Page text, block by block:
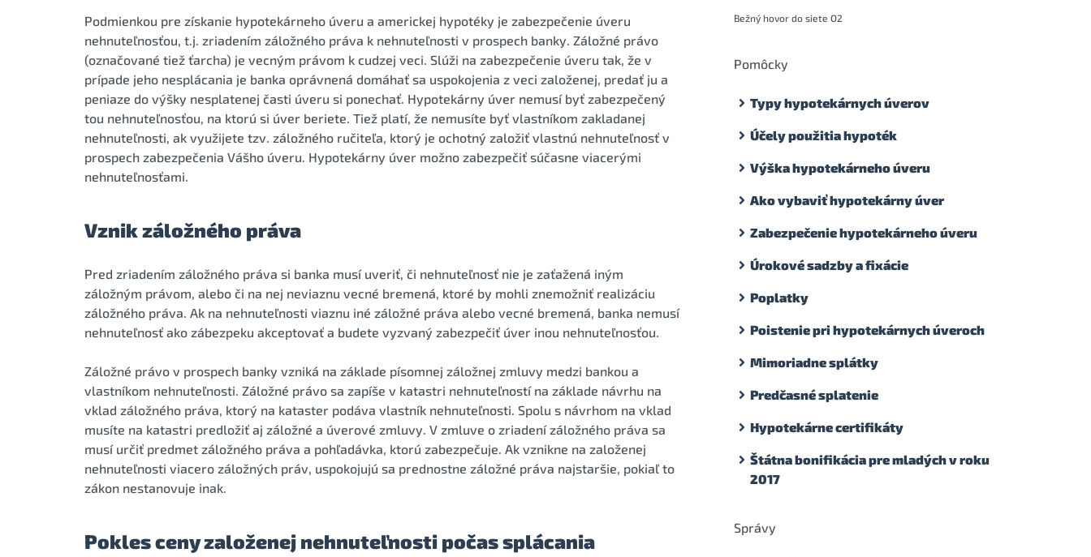
Podmienkou pre získanie hypotekárneho úveru a americkej hypotéky je zabezpečenie úveru
nehnuteľnosťou, t.j. zriadením záložného práva k nehnuteľnosti v prospech banky. Záložné právo
(označované tiež ťarcha) je vecným právom k cudzej veci. Slúži na zabezpečenie úveru tak, že v
prípade jeho nesplácania je banka oprávnená domáhať sa uspokojenia z veci založenej, predať ju a
peniaze do výšky nesplatenej časti úveru si ponechať. Hypotekárny úver nemusí byť zabezpečený
tou nehnuteľnosťou, na ktorú si úver beriete. Tiež platí, že nemusíte byť vlastníkom zakladanej
nehnuteľnosti, ak využijete tzv. záložného ručiteľa, ktorý je ochotný založiť vlastnú nehnuteľnosť v
prospech zabezpečenia Vášho úveru. Hypotekárny úver možno zabezpečiť súčasne viacerými
nehnuteľnosťami.
Vznik záložného práva
Pred zriadením záložného práva si banka musí uveriť, či nehnuteľnosť nie je zaťažená iným
záložným právom, alebo či na nej neviaznu vecné bremená, ktoré by mohli znemožniť realizáciu
záložného práva. Ak na nehnuteľnosti viaznu iné záložné práva alebo vecné bremená, banka nemusí
nehnuteľnosť ako zábezpeku akceptovať a budete vyzvaný zabezpečiť úver inou nehnuteľnosťou.
Záložné právo v prospech banky vzniká na základe písomnej záložnej zmluvy medzi bankou a
vlastníkom nehnuteľnosti. Záložné právo sa zapíše v katastri nehnuteľností na základe návrhu na
vklad záložného práva, ktorý na kataster podáva vlastník nehnuteľnosti. Spolu s návrhom na vklad
musíte na katastri predložiť aj záložné a úverové zmluvy. V zmluve o zriadení záložného práva sa
musí určiť predmet záložného práva a pohľadávka, ktorú zabezpečuje. Ak vznikne na založenej
nehnuteľnosti viacero záložných práv, uspokojujú sa prednostne záložné práva najstaršie, pokiaľ to
zákon nestanovuje inak.
Pokles ceny založenej nehnuteľnosti počas splácania
Bežný hovor do siete O2
Pomôcky
Typy hypotekárnych úverov
Účely použitia hypoték
Výška hypotekárneho úveru
Ako vybaviť hypotekárny úver
Zabezpečenie hypotekárneho úveru
Úrokové sadzby a fixácie
Poplatky
Poistenie pri hypotekárnych úveroch
Mimoriadne splátky
Predčasné splatenie
Hypotekárne certifikáty
Štátna bonifikácia pre mladých v roku
2017
Správy